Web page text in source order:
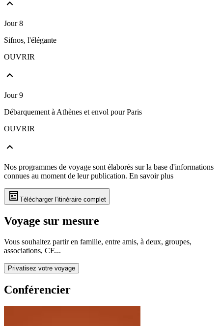
Jour 8
Sifnos, l'élégante
OUVRIR
Jour 9
Débarquement à Athènes et envol pour Paris
OUVRIR
Nos programmes de voyage sont élaborés sur la base d'informations
connues au moment de leur publication. En savoir plus
Télécharger l'itinéraire complet
Voyage sur mesure
Vous souhaitez partir en famille, entre amis, à deux, groupes,
associations, CE...
Privatisez votre voyage
Conférencier